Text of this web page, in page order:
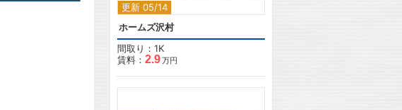
更新 05/14
ホームズ沢村
間取り：1K
賃料： 2.9万円